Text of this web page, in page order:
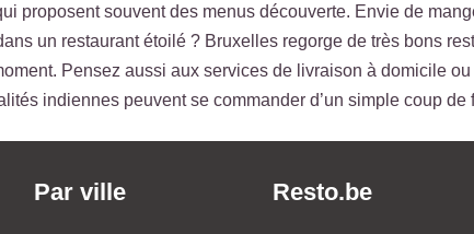
proposent souvent des menus découverte. Envie de
un restaurant étoilé ? Bruxelles regorge de très bons
Pensez aussi aux services de livraison à domicile
indiennes peuvent se commander d’un simple coup de
Par ville Resto.be